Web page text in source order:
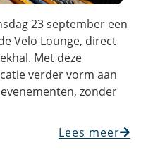
23 september een
Velo Lounge, direct
Met deze
verder vorm aan
zonder
Lees meer